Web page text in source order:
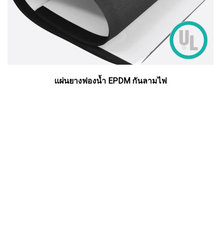
แผ่นยางฟองน้ำ EPDM กันลามไฟ